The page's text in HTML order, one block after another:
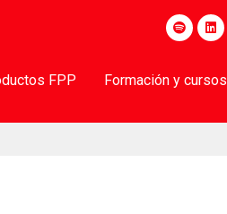
FPP Formación y cursos